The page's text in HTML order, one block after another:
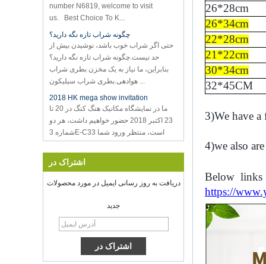
us. Best Choice To K...
حتی اگر شراب خوب باشد، نوشیدن بیش از
حد نیست.چگونه شراب تازه نگه دارید؟
بنابراین، ما نیاز به یک مخزن بطری شراب
هوادهی.بطری شراب سیلیکون ...
2018 HK mega show invitation
ما در نمایشگاه مکانیک هنگ کنگ در 20 تا
23 اکتبر 2018 حضور خواهیم داشت، هر دو
شماره 3E-C33 است، منتظر ورود شما
هستیم!
الهام گرفته شده، McCormick محل شیکاگو
IL ایالات متحده آمری
ذخیره سازی مواد غذایی خلاء سیلر
است.2022. برای اطلاعات بیشتر
Bussiness، لطفا با وندی تماس
بگیرید.پست الکترونیکی:
sales5@kring.com Tel / WhatsApp: +8
اشتراک در
دریافت به روز رسانی ایمیل در مورد محصولات
جدید
26*28cm
26*34cm
22*28cm
21*22cm
30*34cm
32*45CM
3)We have
4)we also
Below links
https://